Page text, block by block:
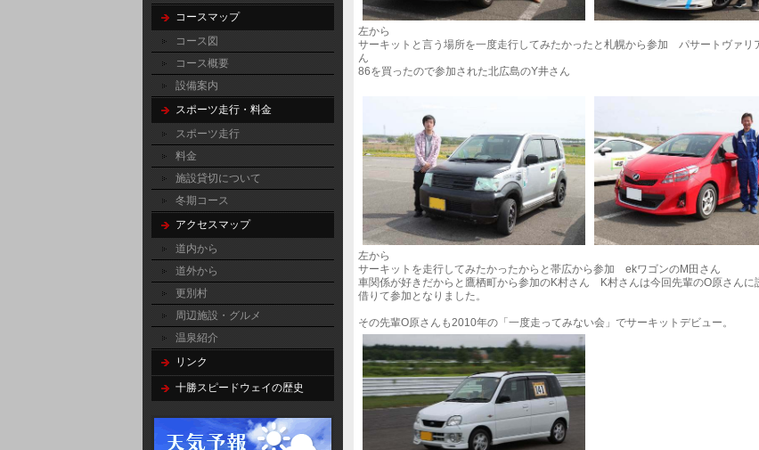
コースマップ
コース図
コース概要
設備案内
スポーツ走行・料金
スポーツ走行
料金
施設貸切について
冬期コース
アクセスマップ
道内から
道外から
更別村
周辺施設・グルメ
温泉紹介
リンク
十勝スピードウェイの歴史
左から
サーキットと言う場所を一度走行してみたかったと札幌から参加 パサートヴァリ
ん
86を買ったので参加された北広島のY井さん
左から
サーキットを走行してみたかったからと帯広から参加 ekワゴンのM田さん
車関係が好きだからと鷹栖町から参加のK村さん K村さんは今回先輩のO原さんに
借りて参加となりました。
その先輩O原さんも2010年の「一度走ってみない会」でサーキットデビュー。